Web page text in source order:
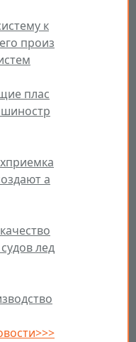
к
произ
плас
а
лед